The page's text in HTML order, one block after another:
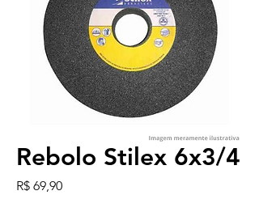
Rebolo Stilex 6x3/4
R$ 69,90Preço